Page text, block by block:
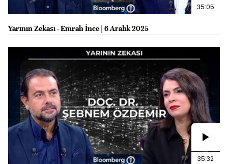
35:05
Yarının Zekası - Emrah İnce | 6 Aralık 2025
35:32